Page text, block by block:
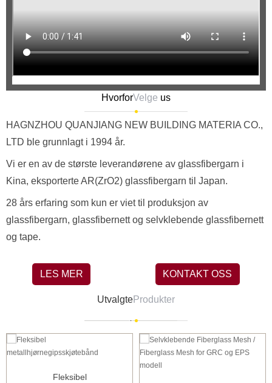
HvorforVelge us
HAGNZHOU QUANJIANG NEW BUILDING MATERIA CO.,
LTD ble grunnlagt i 1994 år.
Vi er en av de største leverandørene av glassfibergarn i
Kina, eksporterte AR(ZrO2) glassfibergarn til Japan.
28 års erfaring som kun er viet til produksjon av
glassfibergarn, glassfibernett og selvklebende glassfibernett
og tape.
KONTAKT OSS
LES MER
UtvalgteProdukter
Fleksibel